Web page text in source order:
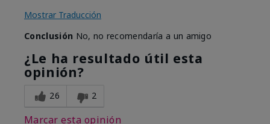
Mostrar Traducción
Conclusión No, no recomendaría a un amigo
¿Le ha resultado útil esta
opinión?
26 2
Marcar esta opinión